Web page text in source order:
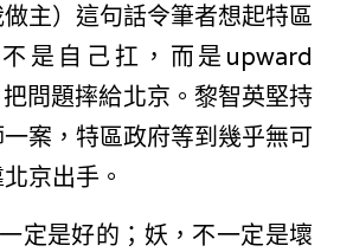
做主）這句話令筆者想起特區
是自己扛，而是upward
問題摔給北京。黎智英堅持
案，特區政府等到幾乎無可
京出手。
定是好的；妖，不一定是壞